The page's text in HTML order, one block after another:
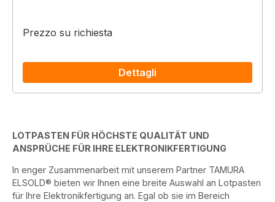
Prezzo su richiesta
Dettagli
LOTPASTEN FÜR HÖCHSTE QUALITÄT UND
ANSPRÜCHE FÜR IHRE ELEKTRONIKFERTIGUNG
In enger Zusammenarbeit mit unserem Partner TAMURA
ELSOLD® bieten wir Ihnen eine breite Auswahl an Lotpasten
für Ihre Elektronikfertigung an. Egal ob sie im Bereich